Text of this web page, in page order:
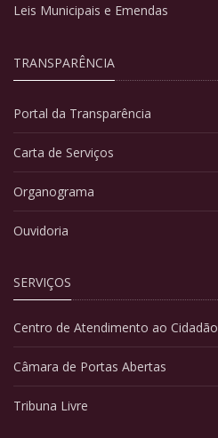
Leis Municipais e Emendas
TRANSPARÊNCIA
Portal da Transparência
Carta de Serviços
Organograma
Ouvidoria
SERVIÇOS
Centro de Atendimento ao Cidadão
Câmara de Portas Abertas
Tribuna Livre